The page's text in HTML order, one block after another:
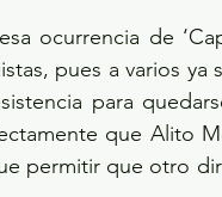
ocurrencia de
pues a varios ya
para
que Alito
permitir que otro